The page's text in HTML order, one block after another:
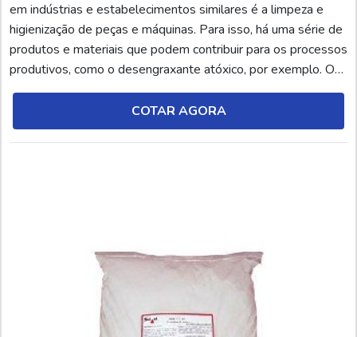
em indústrias e estabelecimentos similares é a limpeza e
higienização de peças e máquinas. Para isso, há uma série de
produtos e materiais que podem contribuir para os processos
produtivos, como o desengraxante atóxico, por exemplo. O
desengraxante tipo atóxico é um produto que proporciona a
remoção completa de camadas oleosas sem deixar
resquícios de resíduos. Além disso, o mate...
COTAR AGORA